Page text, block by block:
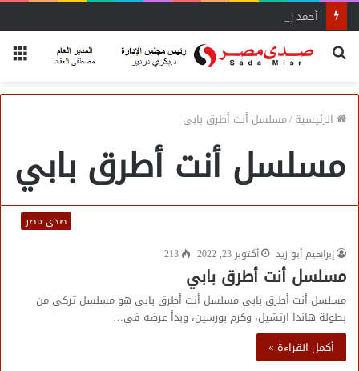
أحمد زكي: مبادرة “مصر تنطلق بالتصدير”
بحث
الرئيسية/مسلسل أنت أطرق بابي
مسلسل أنت أطرق بابي
صدى مصر
إبراهيم أبو زيد
أكتوبر 23, 2022 213
مسلسل أنت أطرق بابي
مسلسل أنت أطرق بابي مسلسل أنت أطرق بابي هو مسلسل تركي من
بطولة هاندا ارتشيل، وكرم بورسين، وبدأ عرضه في…
أكمل القراءة »